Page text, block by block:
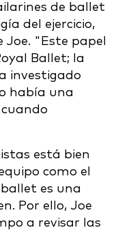
de ballet
del ejercicio,
Joe. "Este papel
Ballet; la
investigado
había una
está bien
como el
es una
Por ello, Joe
a revisar las